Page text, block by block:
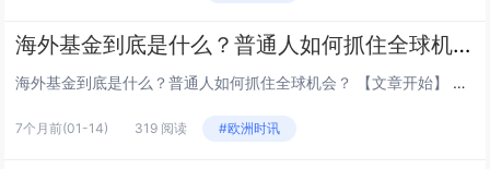
海外基金到底是什么？普通人如何抓住全球机会？
海外基金到底是什么？普通人如何抓住全球机会？ 【文章开始】 你有没有想过，你的钱其实可以不在国内“躺平”，而是跑到世界各地去赚钱？比如，你早上醒来，可能正拿着苹果手机，喝着星巴克咖啡，穿着耐克运动鞋……有没有一种方法，能让这些你熟悉的外国...
7个月前(01-14) 319 阅读 #欧洲时讯